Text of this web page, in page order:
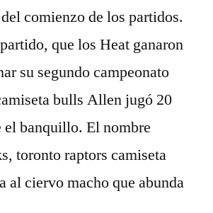
comienzo de los partidos.
que los Heat ganaron
su segundo campeonato
bulls Allen jugó 20
el banquillo. El nombre
toronto raptors camiseta
al ciervo macho que abunda